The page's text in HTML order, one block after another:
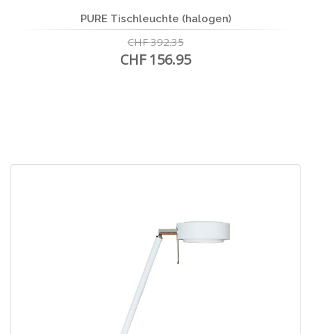
PURE Tischleuchte (halogen)
CHF 392.35
CHF 156.95